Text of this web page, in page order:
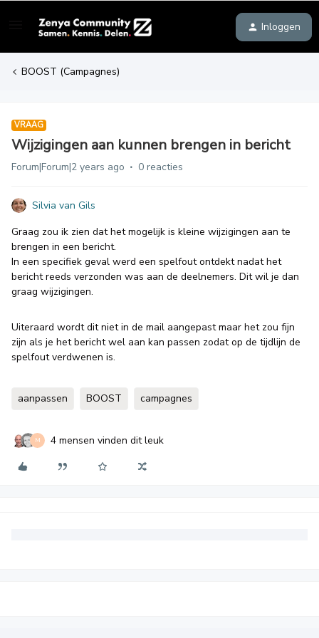
Inloggen
BOOST (Campagnes)
VRAAG
Wijzigingen aan kunnen brengen in bericht
Forum|Forum|2 years ago 0 reacties
Silvia van Gils
Graag zou ik zien dat het mogelijk is kleine wijzigingen aan te
brengen in een bericht.
In een specifiek geval werd een spelfout ontdekt nadat het
bericht reeds verzonden was aan de deelnemers. Dit wil je dan
graag wijzigingen.
Uiteraard wordt dit niet in de mail aangepast maar het zou fijn
zijn als je het bericht wel aan kan passen zodat op de tijdlijn de
spelfout verdwenen is.
aanpassen BOOST campagnes
M 4 mensen vinden dit leuk